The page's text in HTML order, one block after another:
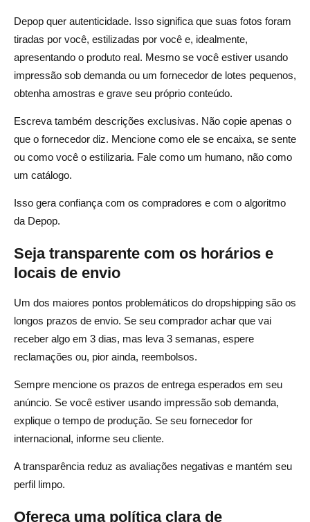
Depop quer autenticidade. Isso significa que suas fotos foram
tiradas por você, estilizadas por você e, idealmente,
apresentando o produto real. Mesmo se você estiver usando
impressão sob demanda ou um fornecedor de lotes pequenos,
obtenha amostras e grave seu próprio conteúdo.
Escreva também descrições exclusivas. Não copie apenas o
que o fornecedor diz. Mencione como ele se encaixa, se sente
ou como você o estilizaria. Fale como um humano, não como
um catálogo.
Isso gera confiança com os compradores e com o algoritmo
da Depop.
Seja transparente com os horários e
locais de envio
Um dos maiores pontos problemáticos do dropshipping são os
longos prazos de envio. Se seu comprador achar que vai
receber algo em 3 dias, mas leva 3 semanas, espere
reclamações ou, pior ainda, reembolsos.
Sempre mencione os prazos de entrega esperados em seu
anúncio. Se você estiver usando impressão sob demanda,
explique o tempo de produção. Se seu fornecedor for
internacional, informe seu cliente.
A transparência reduz as avaliações negativas e mantém seu
perfil limpo.
Ofereça uma política clara de